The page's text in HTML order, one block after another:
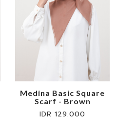
Medina Basic Square
Scarf - Brown
IDR 129.000